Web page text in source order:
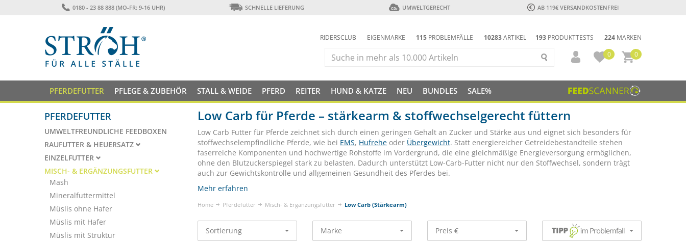
0180 - 23 88 888 (MO-FR: 9-16 UHR) SCHNELLE LIEFERUNG UMWELTGERECHT AB 119€ VERSANDKOSTENFREI
193 PRODUKTTESTS 224 MARKEN
RIDERSCLUB EIGENMARKE 115 PROBLEMFÄLLE 10283ARTIKEL
0
0
PFERDEFUTTER PFLEGE & ZUBEHÖR STALL & WEIDE PFERD REITER HUND & KATZE NEU BUNDLES SALE%
Low Carb für Pferde – stärkearm & stoffwechselgerecht füttern
Low Carb Futter für Pferde zeichnet sich durch einen geringen Gehalt an Zucker und Stärke aus und eignet sich besonders für
stoffwechselempfindliche Pferde, wie bei EMS, Hufrehe oder Übergewicht. Statt energiereicher Getreidebestandteile stehen
faserreiche Komponenten und hochwertige Rohstoffe im Vordergrund, die eine gleichmäßige Energieversorgung ermöglichen,
ohne den Blutzuckerspiegel stark zu belasten. Dadurch unterstützt Low-Carb-Futter nicht nur den Stoffwechsel, sondern trägt
auch zur Gewichtskontrolle und allgemeinen Gesundheit des Pferdes bei.
Mehr erfahren
Home Pferdefutter Misch- & Ergänzungsfutter Low Carb (Stärkearm)
Sortierung Marke Preis €
PFERDEFUTTER
UMWELTFREUNDLICHE FEEDBOXEN
RAUFUTTER & HEUERSATZ
EINZELFUTTER
MISCH- & ERGÄNZUNGSFUTTER
Mash
Mineralfuttermittel
Müslis ohne Hafer
Müslis mit Hafer
Müslis mit Struktur